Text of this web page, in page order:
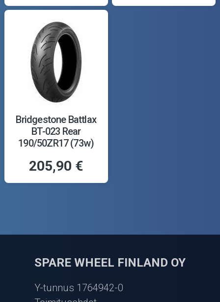
Bridgestone Battlax
BT-023 Rear
190/50ZR17 (73w)
205,90 €
SPARE WHEEL FINLAND OY
Y-tunnus 1764942-0